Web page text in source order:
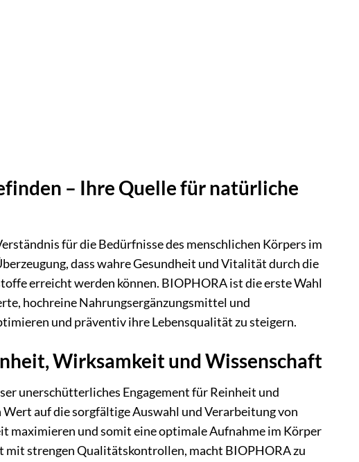
– Ihre Quelle für natürliche
für die Bedürfnisse des menschlichen Körpers im
dass wahre Gesundheit und Vitalität durch die
erreicht werden können. BIOPHORA ist die erste Wahl
hochreine Nahrungsergänzungsmittel und
und präventiv ihre Lebensqualität zu steigern.
Wirksamkeit und Wissenschaft
unerschütterliches Engagement für Reinheit und
auf die sorgfältige Auswahl und Verarbeitung von
maximieren und somit eine optimale Aufnahme im Körper
mit strengen Qualitätskontrollen, macht BIOPHORA zu